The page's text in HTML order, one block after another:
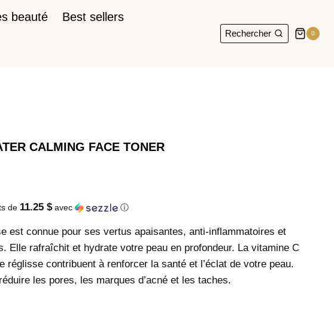
beauté Best sellers
Rechercher 0
CALMING FACE TONER
de 11.25 $avec ⓘ
est connue pour ses vertus apaisantes, anti-inflammatoires et
Elle rafraîchit et hydrate votre peau en profondeur. La vitamine C
réglisse contribuent à renforcer la santé et l’éclat de votre peau.
les pores, les marques d’acné et les taches.